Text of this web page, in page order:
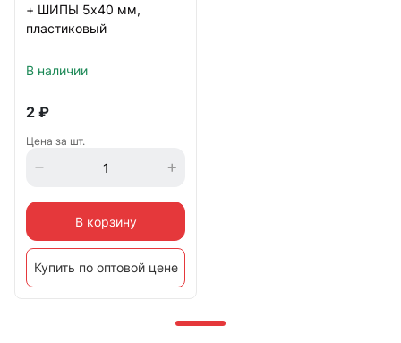
+ ШИПЫ 5х40 мм,
пластиковый
В наличии
2 ₽
Цена за шт.
В корзину
Купить по оптовой цене